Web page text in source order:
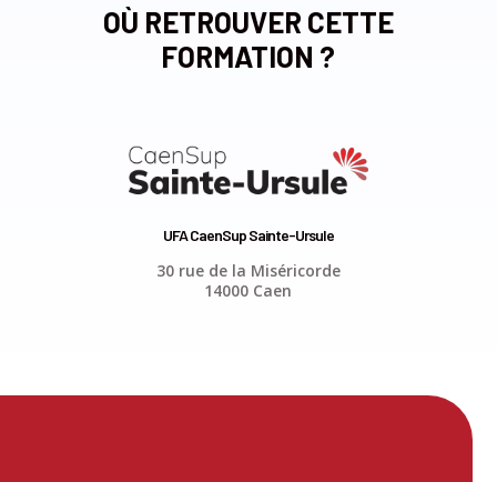
OÙ RETROUVER CETTE
FORMATION ?
UFA CaenSup Sainte-Ursule
30 rue de la Miséricorde
14000 Caen